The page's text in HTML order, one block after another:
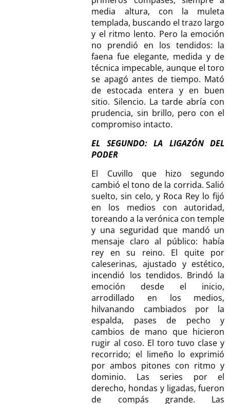
media altura, con la muleta
templada, buscando el trazo largo
y el ritmo lento. Pero la emoción
no prendió en los tendidos: la
faena fue elegante, medida y de
técnica impecable, aunque el toro
se apagó antes de tiempo. Mató
de estocada entera y en buen
sitio. Silencio. La tarde abría con
prudencia, sin brillo, pero con el
compromiso intacto.
EL SEGUNDO: LA LIGAZÓN DEL
PODER
El Cuvillo que hizo segundo
cambió el tono de la corrida. Salió
suelto, sin celo, y Roca Rey lo fijó
en los medios con autoridad,
toreando a la verónica con temple
y una seguridad que mandó un
mensaje claro al público: había
rey en su reino. El quite por
caleserinas, ajustado y estético,
incendió los tendidos. Brindó la
emoción desde el inicio,
arrodillado en los medios,
hilvanando cambiados por la
espalda, pases de pecho y
cambios de mano que hicieron
rugir al coso. El toro tuvo clase y
recorrido; el limeño lo exprimió
por ambos pitones con ritmo y
dominio. Las series por el
derecho, hondas y ligadas, fueron
de compás grande. Las